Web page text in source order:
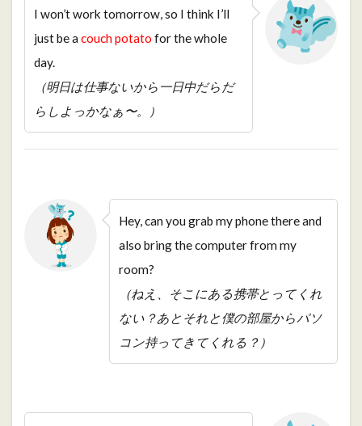
I won’t work tomorrow, so I think I’ll
just be acouch potato for the whole
day.
（明日は仕事ないから一日中だらだ
らしよっかなぁ〜。）
Hey, can you grab my phone there and
also bring the computer from my
room?
（ねえ、そこにある携帯とってくれ
ない？あとそれと僕の部屋からパソ
コン持ってきてくれる？）